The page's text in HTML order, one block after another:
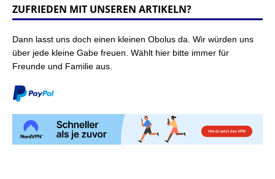
ZUFRIEDEN MIT UNSEREN ARTIKELN?
Dann lasst uns doch einen kleinen Obolus da. Wir würden uns
über jede kleine Gabe freuen. Wählt hier bitte immer für
Freunde und Familie aus.